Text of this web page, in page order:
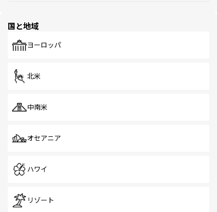
で、ホーカーズは地元の風情を楽しめる外せないスポット
国と地域
ヨーロッパ
北米
中南米
オセアニア
ハワイ
リゾート